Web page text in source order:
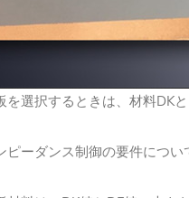
選択するときは、材料DK
ピーダンス制御の要件に